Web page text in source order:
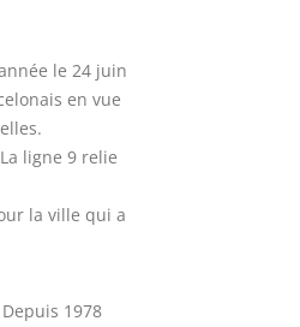
le 24 juin
en vue
ligne 9 relie
la ville qui a
Depuis 1978